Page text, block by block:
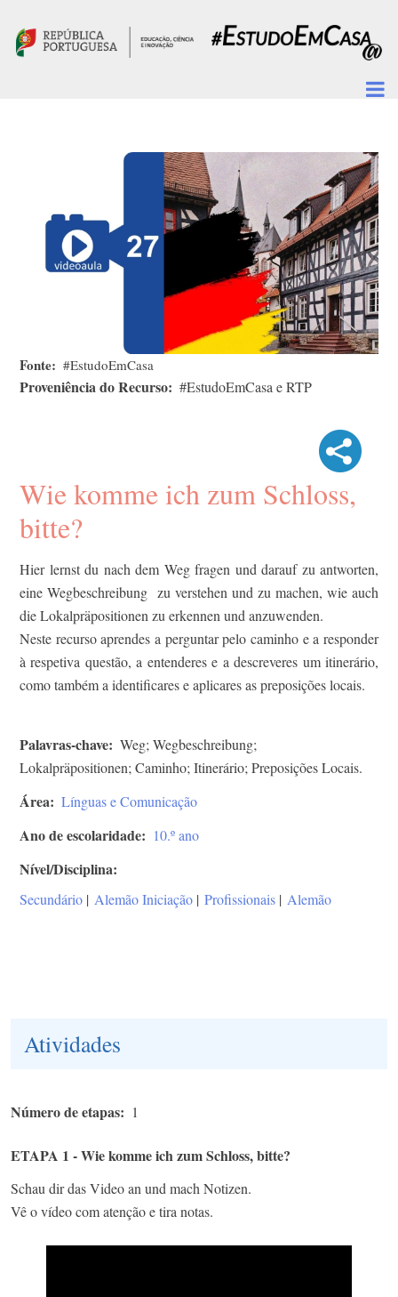
Fonte #EstudoEmCasa
Proveniência do Recurso #EstudoEmCasa e RTP
Wie komme ich zum Schloss,
bitte?
Hier lernst du nach dem Weg fragen und darauf zu antworten,
eine Wegbeschreibung zu verstehen und zu machen, wie auch
die Lokalpräpositionen zu erkennen und anzuwenden.
Neste recurso aprendes a perguntar pelo caminho e a responder
à respetiva questão, a entenderes e a descreveres um itinerário,
como também a identificares e aplicares as preposições locais.
Palavras-chave
Weg; Wegbeschreibung;
Lokalpräpositionen; Caminho; Itinerário; Preposições Locais.
Área Línguas e Comunicação
Ano de escolaridade 10.º ano
Nível/Disciplina
Secundário | Alemão Iniciação | Profissionais | Alemão
Atividades
Número de etapas 1
ETAPA 1 - Wie komme ich zum Schloss, bitte?
Schau dir das Video an und mach Notizen.
Vê o vídeo com atenção e tira notas.